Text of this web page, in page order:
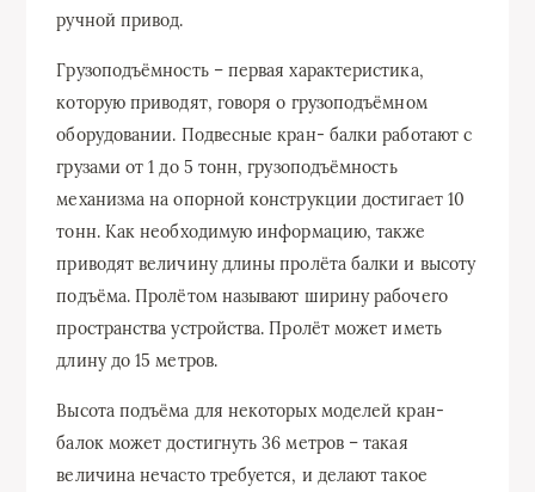
ручной привод.
Грузоподъёмность – первая характеристика,
которую приводят, говоря о грузоподъёмном
оборудовании. Подвесные кран- балки работают с
грузами от 1 до 5 тонн, грузоподъёмность
механизма на опорной конструкции достигает 10
тонн. Как необходимую информацию, также
приводят величину длины пролёта балки и высоту
подъёма. Пролётом называют ширину рабочего
пространства устройства. Пролёт может иметь
длину до 15 метров.
Высота подъёма для некоторых моделей кран-
балок может достигнуть 36 метров – такая
величина нечасто требуется, и делают такое